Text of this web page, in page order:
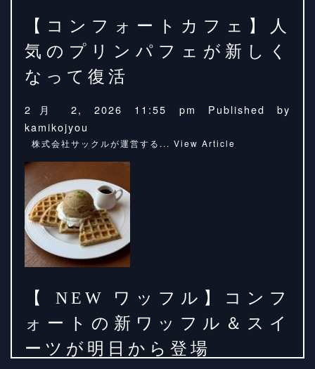
【コンフォートカフェ】人
気のプリンパフェが新しく
なって復活
2月 2, 2026 11:55 pm
Published by
kamikojyou
株式会社サックルが運営する... View Article
【 NEW ワッフル】コンフ
ォートの新ワッフル＆スイ
ーツが明日から登場